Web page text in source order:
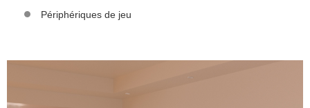
Périphériques de jeu